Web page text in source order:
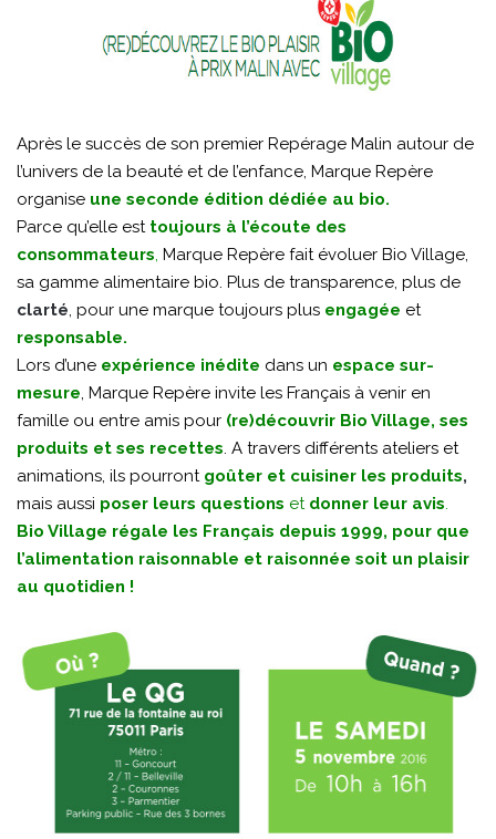
Après le succès de son premier Repérage Malin autour de
l’univers de la beauté et de l’enfance, Marque Repère
organise une seconde édition dédiée au bio.
Parce qu’elle est toujours à l’écoute des
consommateurs, Marque Repère fait évoluer Bio Village,
sa gamme alimentaire bio. Plus de transparence, plus de
clarté, pour une marque toujours plus engagée et
responsable.
Lors d’une expérience inédite dans un espace sur-
mesure, Marque Repère invite les Français à venir en
famille ou entre amis pour (re)découvrir Bio Village, ses
produits et ses recettes. A travers différents ateliers et
animations, ils pourront goûter et cuisiner les produits,
mais aussi poser leurs questions et donner leur avis.
Bio Village régale les Français depuis 1999, pour que
l’alimentation raisonnable et raisonnée soit un plaisir
au quotidien !